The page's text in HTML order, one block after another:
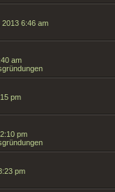
2013 6:46 am
am
pm
pm
pm